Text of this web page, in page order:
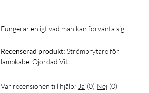
Fungerar enligt vad man kan förvänta sig.
Recenserad produkt: Strömbrytare för
lampkabel Ojordad Vit
Var recensionen till hjälp? Ja (0) Nej (0)